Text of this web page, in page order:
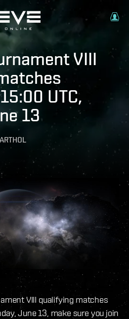
VIII
UTC,
13
VIII qualifying matches
June 13, make sure you join